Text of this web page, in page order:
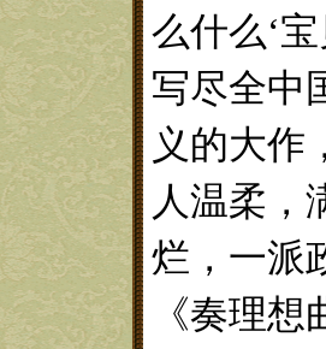
么什么‘
写尽全中
义的大作
人温柔，
烂，一派
《奏理